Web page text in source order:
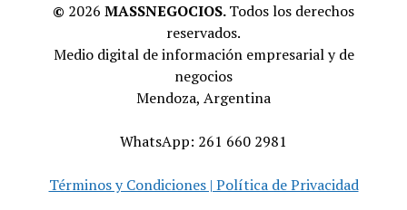
© 2026 MASSNEGOCIOS.Todos los derechos
reservados.
Medio digital de información empresarial y de
negocios
Mendoza, Argentina
WhatsApp: 261 660 2981
Términos y Condiciones | Política de Privacidad